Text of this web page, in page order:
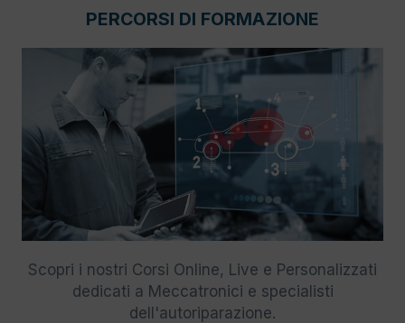
PERCORSI DI FORMAZIONE
Scopri i nostri Corsi Online, Live e Personalizzati
dedicati a Meccatronici e specialisti
dell'autoriparazione.